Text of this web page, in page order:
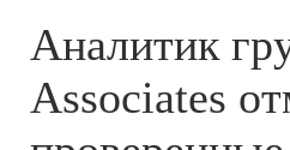
Аналитик
Associates